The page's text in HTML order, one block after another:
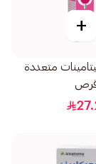
+
متعددة